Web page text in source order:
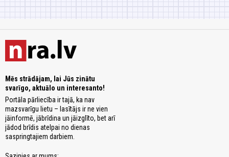
Mēs strādājam, lai Jūs zinātu
svarīgo, aktuālo un interesanto!
Portāla pārliecība ir tajā, ka nav
mazsvarīgu lietu – lasītājs ir ne vien
jāinformē, jābrīdina un jāizglīto, bet arī
jādod brīdis atelpai no dienas
saspringtajiem darbiem.